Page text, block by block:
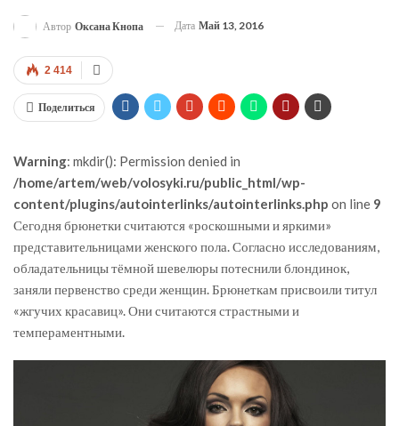
Автор Оксана Кнопа Дата Май 13, 2016
2 414
Поделиться
Warning: mkdir(): Permission denied in
/home/artem/web/volosyki.ru/public_html/wp-
content/plugins/autointerlinks/autointerlinks.php on line 9
Сегодня брюнетки считаются «роскошными и яркими»
представительницами женского пола. Согласно исследованиям,
обладательницы тёмной шевелюры потеснили блондинок,
заняли первенство среди женщин. Брюнеткам присвоили титул
«жгучих красавиц». Они считаются страстными и
темпераментными.